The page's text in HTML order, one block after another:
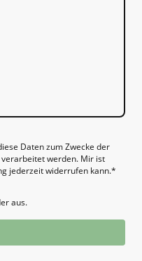
Daten zum Zwecke der
werden. Mir ist
jederzeit widerrufen kann.*
aus.